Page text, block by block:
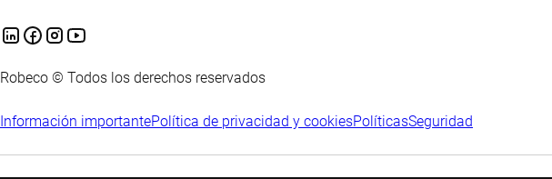
Robeco © Todos los derechos reservados
Información importantePolítica de privacidad y cookiesPolíticasSeguridad